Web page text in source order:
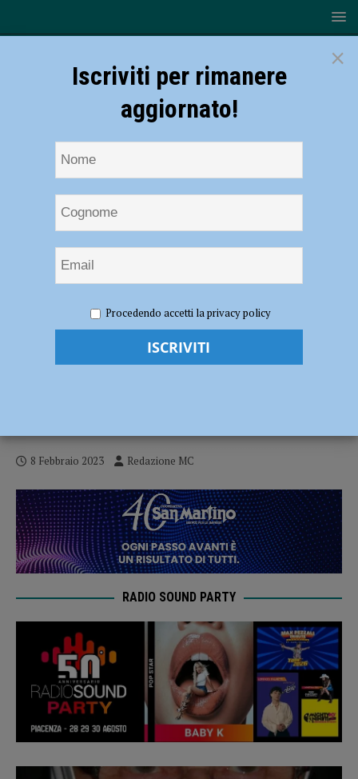
9 febbraio a Piacenza il percorso “Il sogno del Concilio. A 60 anni dal
Vaticano II”
Prosegue il 9 febbraio a Piacenza il
8 Febbraio 2023 Redazione MC
RADIO SOUND PARTY
×
Iscriviti per rimanere
aggiornato!
Procedendo accetti la privacy policy